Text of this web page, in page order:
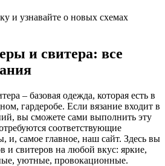
и узнавайте о новых схемах
и свитера: все
– базовая одежда, которая есть в
гардеробе. Если вязание входит в
вы сможете сами выполнить эту
соответствующие
и, самое главное, наш сайт. Здесь вы
и свитеров на любой вкус: яркие,
уютные, провокационные.